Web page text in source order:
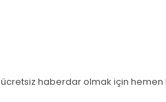
haberdar olmak için hemen